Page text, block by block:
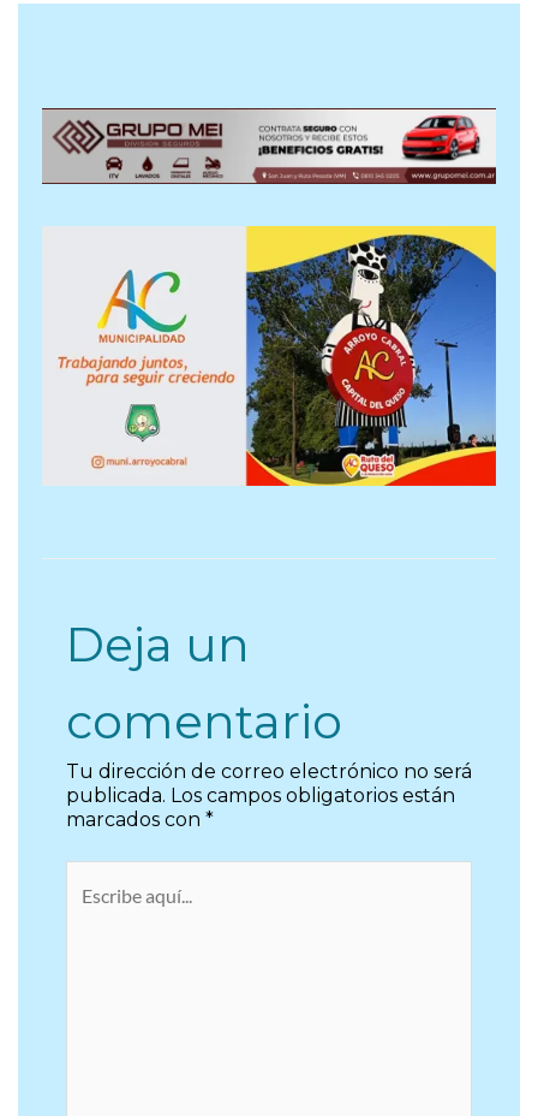
Deja un
comentario
Tu dirección de correo electrónico no será
publicada. Los campos obligatorios están
marcados con *